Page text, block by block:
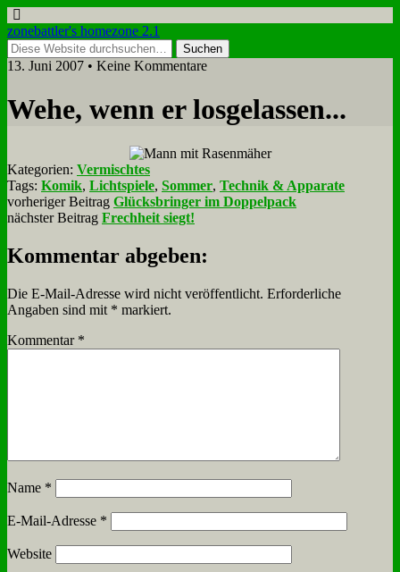
zonebattler's homezone 2.1
13. Juni 2007 • Keine Kommentare
We­he, wenn er los­ge­las­sen...
Kategorien: Vermischtes
Tags: Komik, Lichtspiele, Sommer, Technik & Apparate
vorheriger Beitrag Glücksbringer im Doppelpack
nächster Beitrag Frechheit siegt!
Kommentar abgeben:
Die E-Mail-Adresse wird nicht veröffentlicht. Erforderliche
Angaben sind mit * markiert.
Kommentar *
Name *
E-Mail-Adresse *
Website